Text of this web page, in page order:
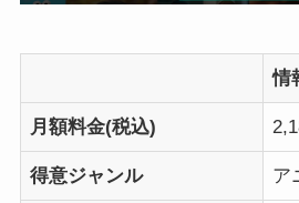
情
月額料金(税込)
得意ジャンル ア